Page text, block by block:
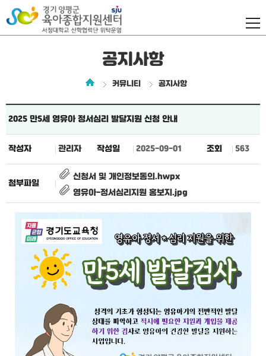
공지사항
커뮤니티 공지사항
2025 만5세 영유아 정서심리 발달지원 신청 안내
작성자 관리자 작성일 2025-09-01 조회 563
첨부파일
신청서 및 개인정보동의.hwpx
영유아-정서심리지원 홍보지.jpg